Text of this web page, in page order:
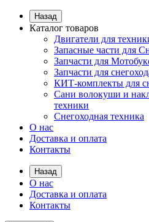
Назад
Каталог товаров
Двигатели для
Запасные части для
Запчасти для
Запчасти для
КИТ-комплекты для
Сани волокуши и
техники
Снегоходная техника
О нас
Доставка и оплата
Контакты
Назад
О нас
Доставка и оплата
Контакты